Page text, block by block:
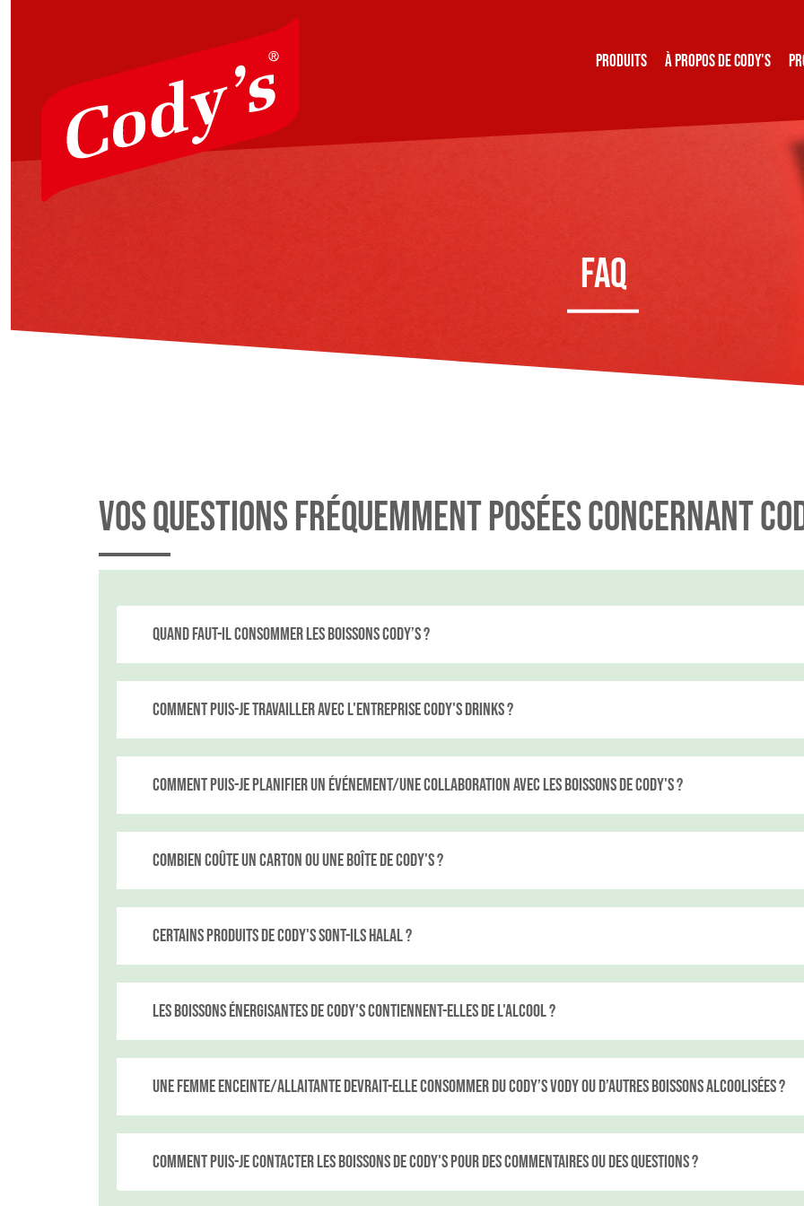
Navigation überspringen
PRODUITS À PROPOS DE CODY'S
FAQ
Vos questions fréquemment posées concernant
Quand faut-il consommer les boissons Cody’s ?
Comment puis-je travailler avec l'entreprise Cody's Drinks ?
Comment puis-je planifier un événement/une collaboration avec les boissons de Cody's ?
Combien coûte un carton ou une boîte de Cody's ?
Certains produits de Cody's sont-ils HALAL ?
Les boissons énergisantes de Cody's contiennent-elles de l'alcool ?
Une femme enceinte/allaitante devrait-elle consommer du Cody’s Vody ou d’autres boissons alcoolisées ?
Comment puis-je contacter les boissons de Cody's pour des commentaires ou des questions ?